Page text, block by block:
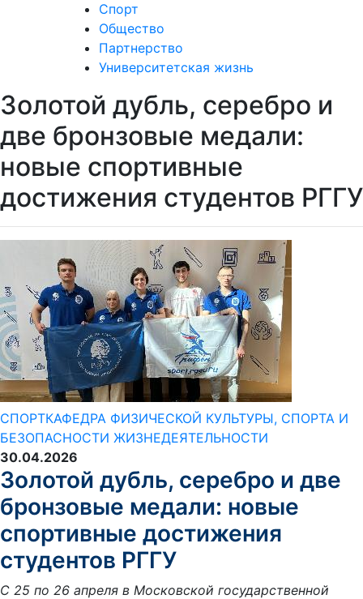
Спорт
Общество
Партнерство
Университетская жизнь
Золотой дубль, серебро и
две бронзовые медали:
новые спортивные
достижения студентов РГГУ
СПОРТКАФЕДРА ФИЗИЧЕСКОЙ КУЛЬТУРЫ, СПОРТА И
БЕЗОПАСНОСТИ ЖИЗНЕДЕЯТЕЛЬНОСТИ
30.04.2026
Золотой дубль, серебро и две
бронзовые медали: новые
спортивные достижения
студентов РГГУ
С 25 по 26 апреля в Московской государственной